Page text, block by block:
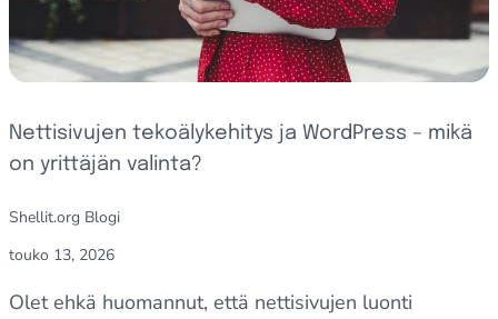
Nettisivujen tekoälykehitys ja WordPress – mikä
on yrittäjän valinta?
Shellit.org Blogi
touko 13, 2026
Olet ehkä huomannut, että nettisivujen luonti